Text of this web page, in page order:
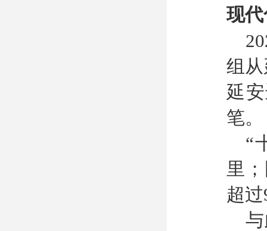
现
组
延
笔。
“
里
超